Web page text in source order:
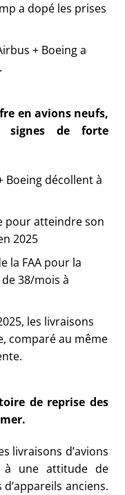
a dopé les prises
+ Boeing a
en avions neufs,
signes de forte
Boeing décollent à
pour atteindre son
2025
la FAA pour la
38/mois à
les livraisons
comparé au même
de reprise des
livraisons d’avions
à une attitude de
anciens.